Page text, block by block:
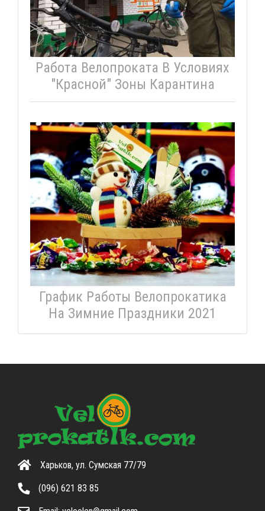
Работа Велопроката В Условиях
"красной" Зоны Карантина
График Работы Велопрокатика
На Зимние Праздники 2021
Харьков, ул. Сумская 77/79
(096) 621 83 85